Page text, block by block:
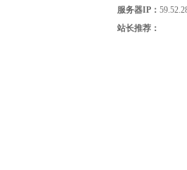
服务器IP：
站长推荐：